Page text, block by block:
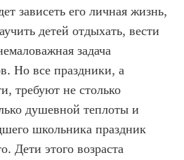
зависеть его личная жизнь,
детей отдыхать, вести
задача
Но все праздники, а
требуют не столько
душевной теплоты и
школьника праздник
Дети этого возраста